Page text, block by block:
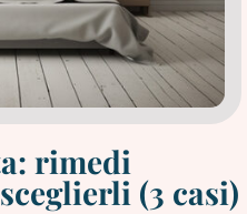
rimedi
(3 casi)